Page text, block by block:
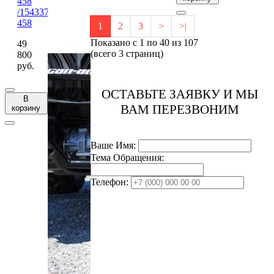
/1543377-
458
49
800
руб.
В
корзину
1 2 3 >
>|
Показано с 1 по 40 из 107
(всего 3 страниц)
ОСТАВЬТЕ ЗАЯВКУ И МЫ
ВАМ ПЕРЕЗВОНИМ
Ваше Имя:
Тема Обращения:
Телефон: